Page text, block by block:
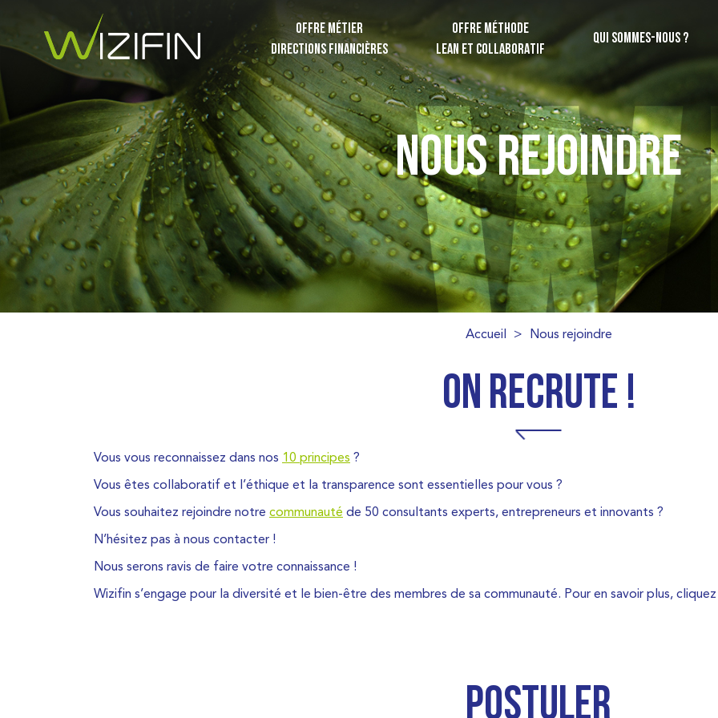
OFFRE MÉTIER
DIRECTIONS FINANCIÈRES
OFFRE MÉTHODE
LEAN ET COLLABORATIF
QUI SOMMES-NOUS ?
NOUS REJOINDRE
Accueil > Nous rejoindre
On recrute !
Vous vous reconnaissez dans nos 10 principes ?
Vous êtes collaboratif et l’éthique et la transparence sont essentielles pour vous ?
Vous souhaitez rejoindre notre communauté de 50 consultants experts, entrepreneurs et innovants ?
N’hésitez pas à nous contacter !
Nous serons ravis de faire votre connaissance !
Wizifin s’engage pour la diversité et le bien-être des membres de sa communauté. Pour en savoir plus, cliquez
Postuler